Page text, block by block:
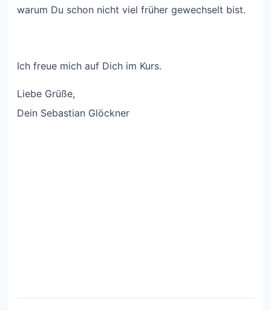
warum Du schon nicht viel früher gewechselt bist.
Ich freue mich auf Dich im Kurs.
Liebe Grüße,
Dein Sebastian Glöckner